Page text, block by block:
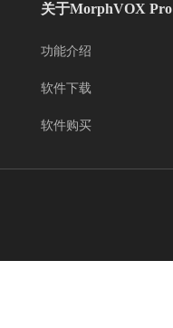
关于MorphVOX Pro
功能介绍
软件下载
软件购买